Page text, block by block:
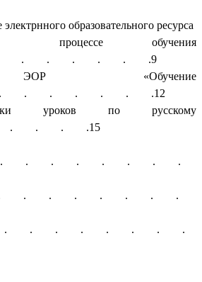
образовательного ресурса
обучения
. . . . . . .9
«Обучение
. . . . . . .12
уроков по русскому
. . . . .15
. . . . . . . . .
. . . . . . . . .
. . . . . . . . .